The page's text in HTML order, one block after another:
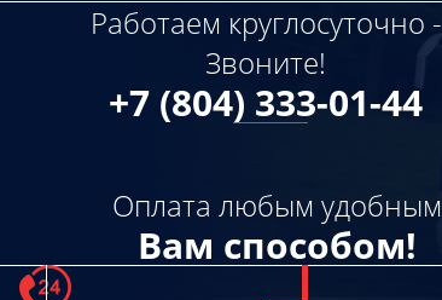
Работаем круглосуточно -
Звоните!
+7 (804) 333-01-44
Оплата любым удобным
Вам способом!